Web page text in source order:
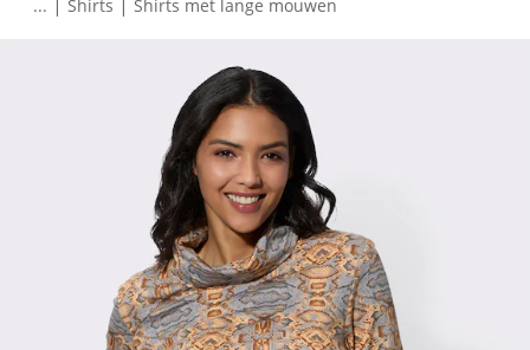
... Shirts Shirts met lange mouwen